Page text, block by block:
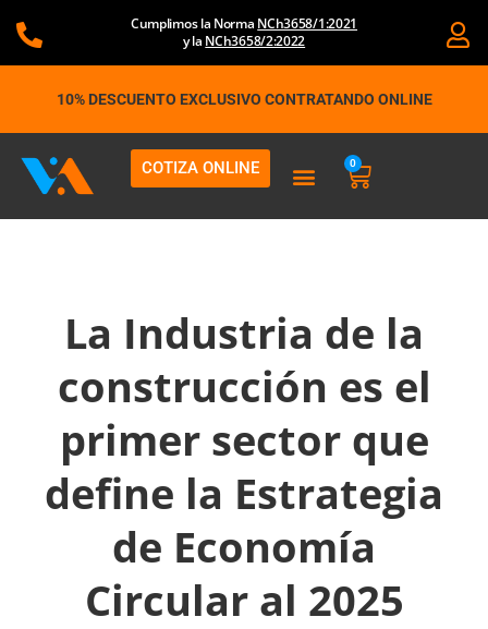
Cumplimos la Norma NCh3658/1:2021
y la NCh3658/2:2022
10% DESCUENTO EXCLUSIVO CONTRATANDO ONLINE
COTIZA ONLINE 0
Carrito
La Industria de la
construcción es el
primer sector que
define la Estrategia
de Economía
Circular al 2025